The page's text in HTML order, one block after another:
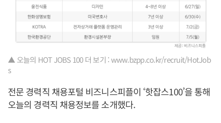
▲ 오늘의 HOT JOBS 100 더 보기 : www.bzpp.co.kr/recruit/HotJob
s
전문 경력직 채용포털 비즈니스피플이 ‘핫잡스100’을 통해
오늘의 경력직 채용정보를 소개했다.